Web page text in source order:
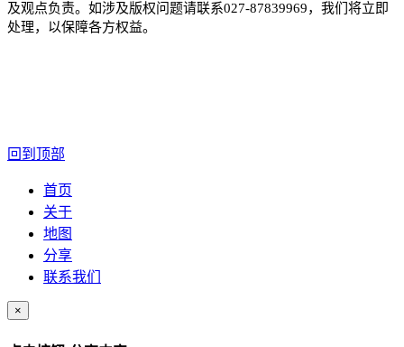
及观点负责。如涉及版权问题请联系027-87839969，我们将立即
处理，以保障各方权益。
回到顶部
首页
关于
地图
分享
联系我们
×